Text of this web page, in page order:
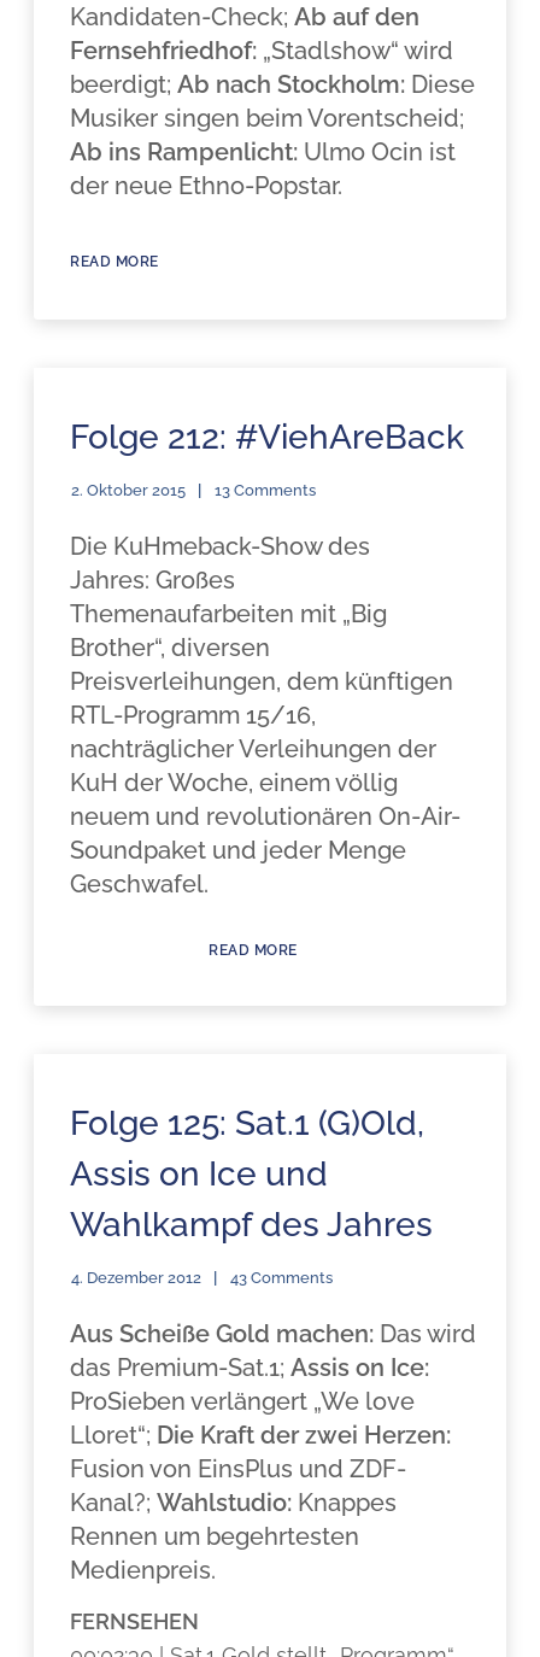
Kandidaten-Check;Ab auf den
Fernsehfriedhof: „Stadlshow“ wird
beerdigt;Ab nach Stockholm: Diese
Musiker singen beim Vorentscheid;
Ab ins Rampenlicht: Ulmo Ocin ist
der neue Ethno-Popstar.
READ MORE
Folge 212: #ViehAreBack
2. Oktober 2015 13 Comments
Die KuHmeback-Show des
Jahres: Großes
Themenaufarbeiten mit „Big
Brother“, diversen
Preisverleihungen, dem künftigen
RTL-Programm 15/16,
nachträglicher Verleihungen der
KuH der Woche, einem völlig
neuem und revolutionären On-Air-
Soundpaket und jeder Menge
Geschwafel.
READ MORE
Folge 125: Sat.1 (G)Old,
Assis on Ice und
Wahlkampf des Jahres
4. Dezember 2012 43 Comments
Aus Scheiße Gold machen: Das wird
das Premium-Sat.1;Assis on Ice:
ProSieben verlängert „We love
Lloret“; Die Kraft der zwei Herzen:
Fusion von EinsPlus und ZDF-
Kanal?;Wahlstudio: Knappes
Rennen um begehrtesten
Medienpreis.
FERNSEHEN